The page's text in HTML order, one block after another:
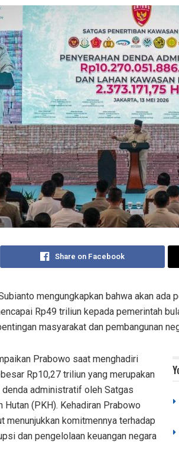
Share on Facebook
mengungkapkan bahwa akan ada
Rp49 triliun kepada pemerintah
masyarakat dan pembangunan
Prabowo saat menghadiri
Rp10,27 triliun yang merupakan
denda administratif oleh Satgas
Hutan (PKH). Kehadiran Prabowo
menunjukkan komitmennya terhadap
dan pengelolaan keuangan negara